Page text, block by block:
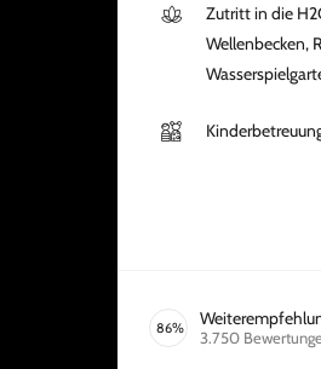
Zutritt in die
Wellenbecken,
86% 3.750